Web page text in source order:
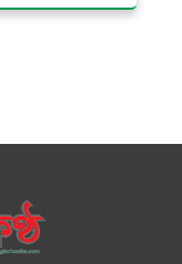
থেকে রক্তাক্ত
চিকিৎসাসেবা
বিক্ষোভ